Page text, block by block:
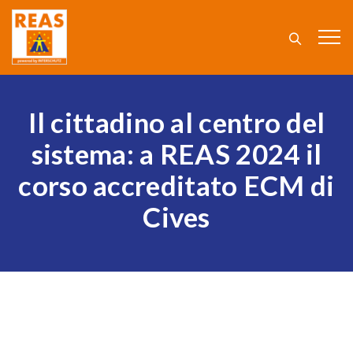
Il cittadino al centro del
sistema: a REAS 2024 il
corso accreditato ECM di
Cives